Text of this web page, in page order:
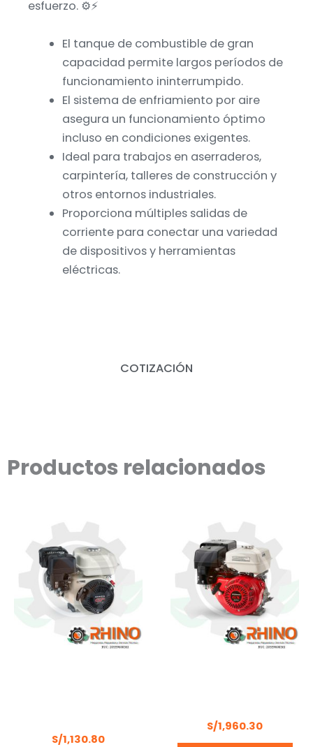
COTIZACIÓN
esfuerzo. ⚙️⚡
El tanque de combustible de gran
capacidad permite largos períodos de
funcionamiento ininterrumpido.
El sistema de enfriamiento por aire
asegura un funcionamiento óptimo
incluso en condiciones exigentes.
Ideal para trabajos en aserraderos,
carpintería, talleres de construcción y
otros entornos industriales.
Proporciona múltiples salidas de
corriente para conectar una variedad
de dispositivos y herramientas
eléctricas.
Productos relacionados
S/1,130.80
S/1,960.30